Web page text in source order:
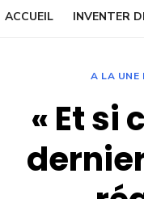
ACCUEIL INVENTER
A LA UNE
« Et si